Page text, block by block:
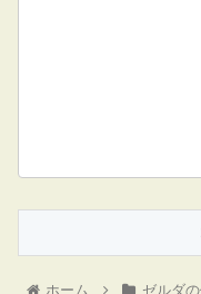
ホーム ゼルダ